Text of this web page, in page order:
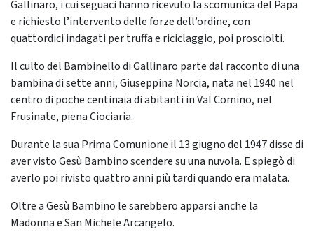
Gallinaro, i cui seguaci hanno ricevuto la scomunica del Papa
e richiesto l’intervento delle forze dell’ordine, con
quattordici indagati per truffa e riciclaggio, poi prosciolti.
Il culto del Bambinello di Gallinaro parte dal racconto di una
bambina di sette anni, Giuseppina Norcia, nata nel 1940 nel
centro di poche centinaia di abitanti in Val Comino, nel
Frusinate, piena Ciociaria.
Durante la sua Prima Comunione il 13 giugno del 1947 disse di
aver visto Gesù Bambino scendere su una nuvola. E spiegò di
averlo poi rivisto quattro anni più tardi quando era malata.
Oltre a Gesù Bambino le sarebbero apparsi anche la
Madonna e San Michele Arcangelo.